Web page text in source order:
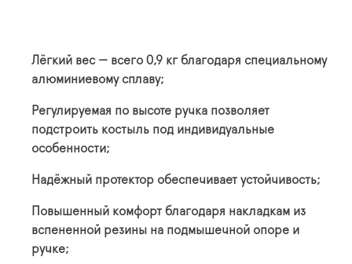
Лёгкий вес — всего 0,9 кг благодаря специальному
алюминиевому сплаву;
Регулируемая по высоте ручка позволяет
подстроить костыль под индивидуальные
особенности;
Надёжный протектор обеспечивает устойчивость;
Повышенный комфорт благодаря накладкам из
вспененной резины на подмышечной опоре и
ручке;